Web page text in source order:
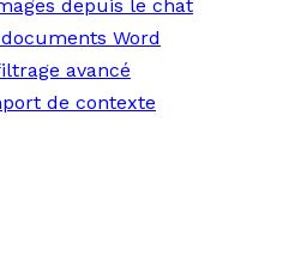
depuis le chat
Word
avancé
de contexte